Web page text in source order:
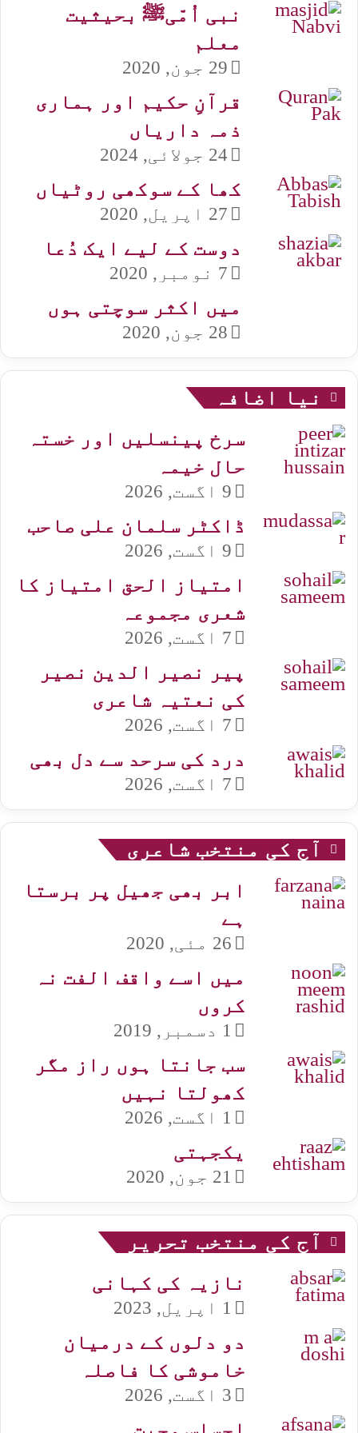
نبی اُمّیﷺ بحیثیت
معلم
29 جون, 2020
قرآنِ حکیم اور ہماری
ذمہ داریاں
24 جولائی, 2024
کھا کے سوکھی روٹیاں
27 اپریل, 2020
دوست کے لیے ایک دُعا
7 نومبر, 2020
میں اکثر سوچتی ہوں
28 جون, 2020
نیا اضافہ
سرخ پینسلیں اور خستہ
حال خیمہ
9 اگست, 2026
ڈاکٹر سلمان علی صاحب
9 اگست, 2026
امتیاز الحق امتیاز کا
شعری مجموعہ
7 اگست, 2026
پیر نصیر الدین نصیر
کی نعتیہ شاعری
7 اگست, 2026
درد کی سرحد سے دل بھی
7 اگست, 2026
آج کی منتخب شاعری
ابر بھی جھیل پر برستا
ہے
26 مئی, 2020
میں اسے واقف الفت نہ
کروں
1 دسمبر, 2019
سب جانتا ہوں راز مگر
کھولتا نہیں
1 اگست, 2026
یکجہتی
21 جون, 2020
آج کی منتخب تحریر
نازیہ کی کہانی
1 اپریل, 2023
دو دلوں کے درمیان
خاموشی کا فاصلہ
3 اگست, 2026